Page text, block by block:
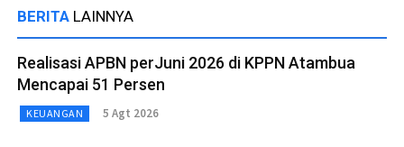
BERITA LAINNYA
Realisasi APBN perJuni 2026 di KPPN Atambua
Mencapai 51 Persen
KEUANGAN 5 Agt 2026